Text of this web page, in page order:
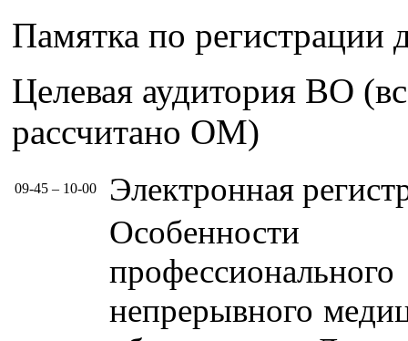
Памятка по регистрации
Целевая аудитория ВО
рассчитано ОМ)
09-45 – 10-00
Электронная
непрерывного